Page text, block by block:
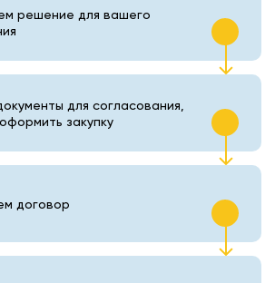
решение для вашего
для согласования,
закупку
договор